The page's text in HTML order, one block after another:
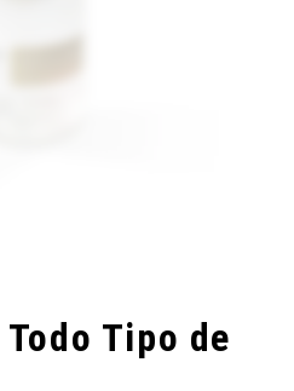
Tipo de